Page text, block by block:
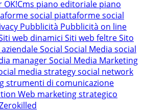
OK!Cms piano editoriale piano
social piattaforme social
Pubblicità Pubblicità on line
web dinamici Siti web feltreSito
Social Social Media social
managerSocial Media Marketing
media strategysocial network
strumenti di comunicazione
Web marketing strategico